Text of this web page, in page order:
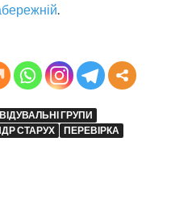
ГРУПИ
СТАРУХ ПЕРЕВІРКА